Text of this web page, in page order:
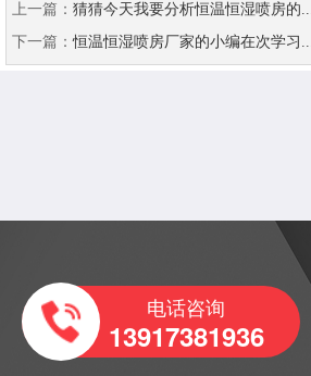
上一篇： 猜猜今天我要分析恒温恒湿喷房的
下一篇：恒温恒湿喷房厂家的小编在次学习
电话咨询
13917381936